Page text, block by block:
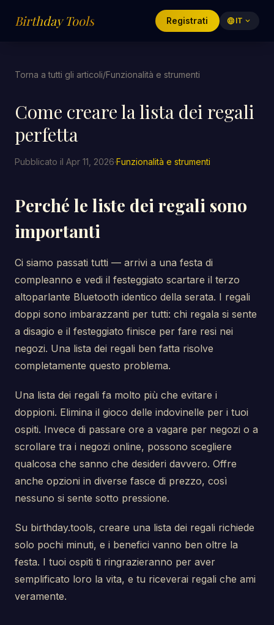
Birthday Tools Registrati language IT expand_more
Torna a tutti gli articoli/Funzionalità e strumenti
Come creare la lista dei regali
perfetta
Pubblicato il Apr 11, 2026·Funzionalità e strumenti
Perché le liste dei regali sono
importanti
Ci siamo passati tutti — arrivi a una festa di
compleanno e vedi il festeggiato scartare il terzo
altoparlante Bluetooth identico della serata. I regali
doppi sono imbarazzanti per tutti: chi regala si sente
a disagio e il festeggiato finisce per fare resi nei
negozi. Una lista dei regali ben fatta risolve
completamente questo problema.
Una lista dei regali fa molto più che evitare i
doppioni. Elimina il gioco delle indovinelle per i tuoi
ospiti. Invece di passare ore a vagare per negozi o a
scrollare tra i negozi online, possono scegliere
qualcosa che sanno che desideri davvero. Offre
anche opzioni in diverse fasce di prezzo, così
nessuno si sente sotto pressione.
Su birthday.tools, creare una lista dei regali richiede
solo pochi minuti, e i benefici vanno ben oltre la
festa. I tuoi ospiti ti ringrazieranno per aver
semplificato loro la vita, e tu riceverai regali che ami
veramente.